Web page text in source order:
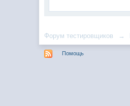
Форум тестировщиков →
Помощь